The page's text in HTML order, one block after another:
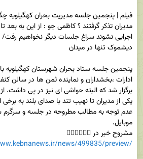
مشروح خبر در 👇🏻👇🏻👇🏻
news/499835/preview/